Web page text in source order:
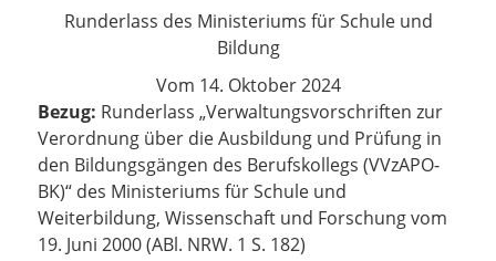
Runderlass des Ministeriums für Schule und
Bildung
Vom 14. Oktober 2024
Bezug: Runderlass „Verwaltungsvorschriften zur
Verordnung über die Ausbildung und Prüfung in
den Bildungsgängen des Berufskollegs (VVzAPO-
BK)“ des Ministeriums für Schule und
Weiterbildung, Wissenschaft und Forschung vom
19. Juni 2000 (ABl. NRW. 1 S. 182)